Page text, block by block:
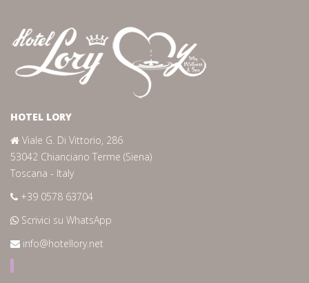
HOTEL LORY
Viale G. Di Vittorio, 286
53042 Chianciano Terme (Siena)
Toscana - Italy
+39 0578 63704
Scrivici su WhatsApp
info@hotellory.net